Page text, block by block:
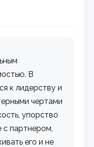
В
к лидерству и
чертами
упорство
с партнером,
его и не